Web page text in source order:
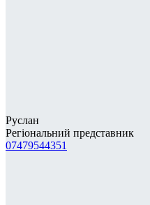
Руслан
Регіональний представник
07479544351